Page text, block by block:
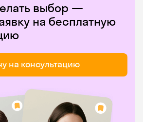
выбор —
на бесплатную
на консультацию